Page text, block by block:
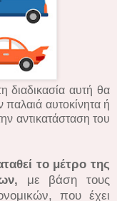
διαδικασία αυτή θα
παλαιά αυτοκίνητα ή
αντικατάσταση του
το μέτρο της
με βάση τους
που έχει